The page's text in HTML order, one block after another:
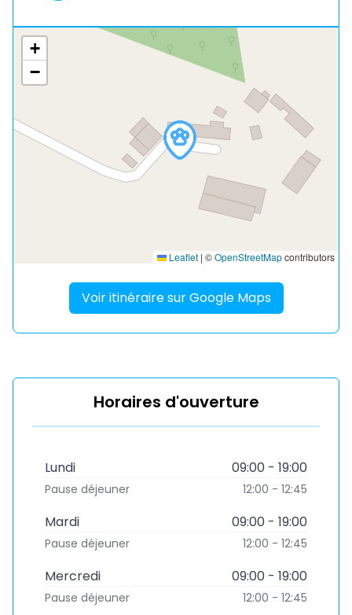
+
−
Leaflet | ©OpenStreetMapcontributors
Voir itinéraire sur Google Maps
Horaires d'ouverture
Lundi 09:00 - 19:00
Pause déjeuner 12:00 - 12:45
Mardi 09:00 - 19:00
Pause déjeuner 12:00 - 12:45
Mercredi 09:00 - 19:00
Pause déjeuner 12:00 - 12:45